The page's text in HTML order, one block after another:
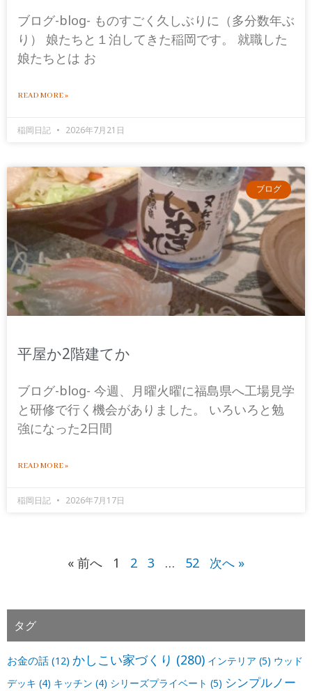
ブログ-blog- ものすごく久しぶりに（多分数年ぶ
り） 娘たちと１泊してきた稲岡です。 就職した
娘たちとは お
READ MORE »
稲岡日記 2026年7月21日
ブログ
平屋か2階建てか
ブログ-blog- 今週、月曜火曜に福島県へ工場見学
と研修で行く機会がありました。 いろいろと勉
強になった2日間
READ MORE »
稲岡日記 2026年7月17日
« 前へ 1 2 3 … 52 次へ »
タグ
お金の話 (12) かしこい家づくり (280) インテリア (5) ウッド
デッキ (4) キッチン (4) シリーズプライベート (5) シンプルノー